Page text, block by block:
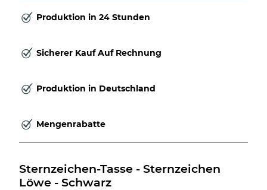
Produktion in 24 Stunden
Sicherer Kauf Auf Rechnung
Produktion in Deutschland
Mengenrabatte
Sternzeichen-Tasse - Sternzeichen
Löwe - Schwarz